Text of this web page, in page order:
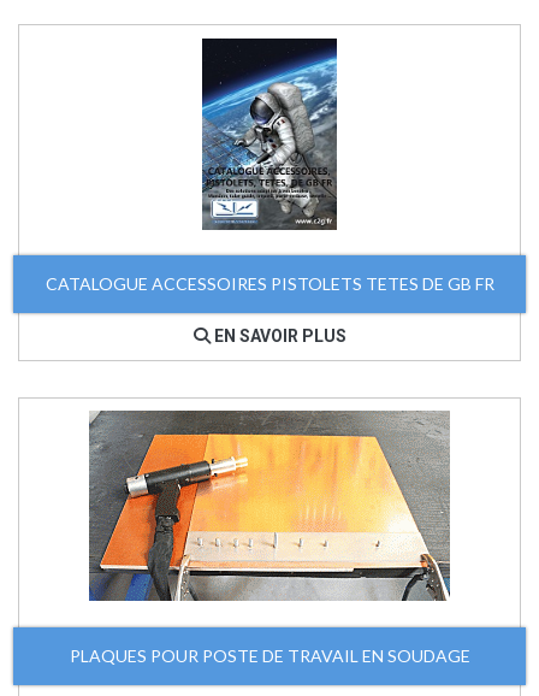
CATALOGUE ACCESSOIRES PISTOLETS TETES DE GB FR
EN SAVOIR PLUS
PLAQUES POUR POSTE DE TRAVAIL EN SOUDAGE